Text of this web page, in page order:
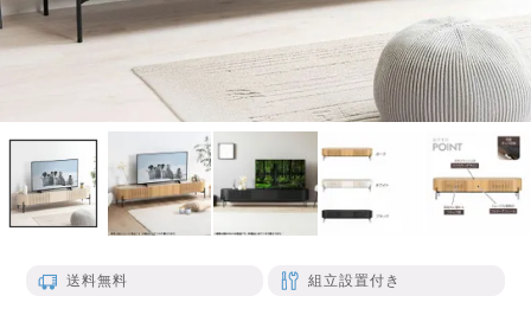
送料無料 組立設置付き